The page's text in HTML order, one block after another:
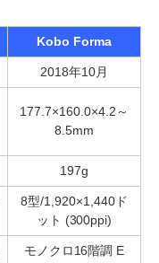
Kobo Forma
2018年10月
177.7×160.0×4.2～
8.5mm
197g
8型/1,920×1,440ド
ット (300ppi)
モノクロ16階調 E